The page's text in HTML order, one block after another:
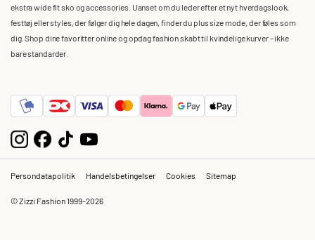
ekstra wide fit sko og accessories. Uanset om du leder efter et nyt hverdagslook,
festtøj eller styles, der følger dig hele dagen, finder du plus size mode, der føles som
dig. Shop dine favoritter online og opdag fashion skabt til kvindelige kurver – ikke
bare standarder.
Persondatapolitik Handelsbetingelser Cookies Sitemap
© Zizzi Fashion 1999-2026